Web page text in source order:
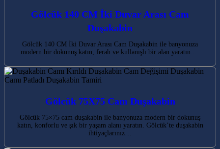
Gölcük 140 CM İki Duvar Arası Cam
Duşakabin
Gölcük 140 CM İki Duvar Arası Cam Duşakabin ile banyonuza
modern bir dokunuş katın, ferah ve kullanışlı bir alan yaratın.…
Gölcük 75X75 Cam Duşakabin
Gölcük 75×75 cam duşakabin ile banyonuza modern bir dokunuş
katın, konforlu ve şık bir yaşam alanı yaratın. Gölcük’te duşakabin
ihtiyaçlarınız…